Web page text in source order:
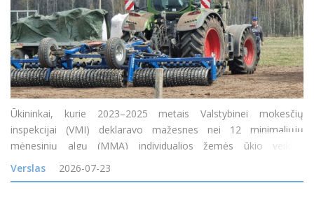
Ūkininkai, kurie 2023–2025 metais Valstybinei mokesčių
inspekcijai (VMI) deklaravo mažesnes nei 12 minimaliųjų
mėnesinių algų (MMA) individualios žemės ūkio veiklos
apmokestinamąsias pajamas arba jų visai neturėjo, tačiau gavo
tam tikrų neapmokestinamųjų pajamų, nuo 2026 m. liepos 1 d.
Verslas 2026-07-23